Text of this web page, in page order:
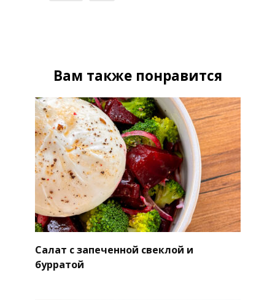
Вам также понравится
Салат с запеченной свеклой и
бурратой